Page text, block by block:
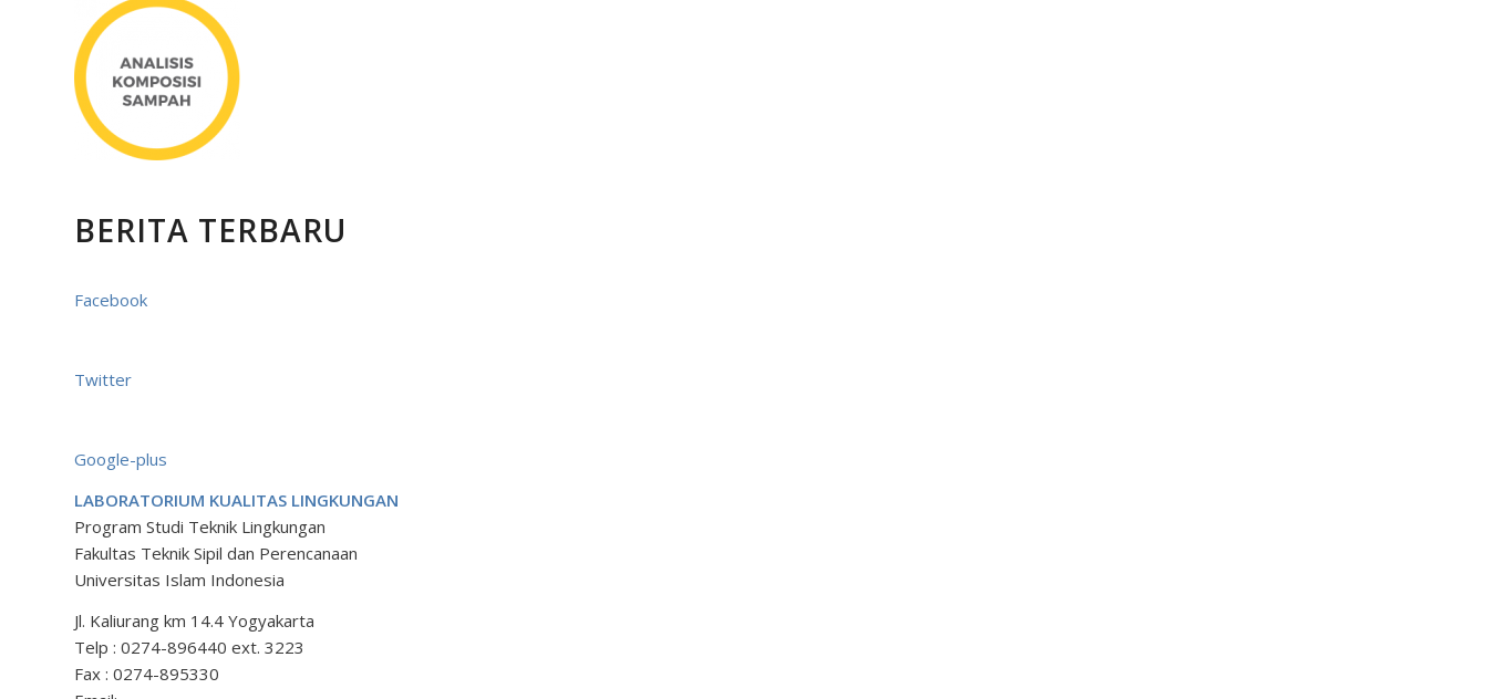
BERITA TERBARU
Facebook
Twitter
Google-plus
LABORATORIUM KUALITAS LINGKUNGAN
Program Studi Teknik Lingkungan
Fakultas Teknik Sipil dan Perencanaan
Universitas Islam Indonesia
Jl. Kaliurang km 14.4 Yogyakarta
Telp : 0274-896440 ext. 3223
Fax : 0274-895330